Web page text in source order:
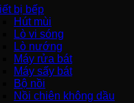
bị bếp
Hút mùi
Lò vi sóng
Lò nướng
Máy rửa bát
Máy sấy bát
Bộ nồi
Nồi chiên không dầu